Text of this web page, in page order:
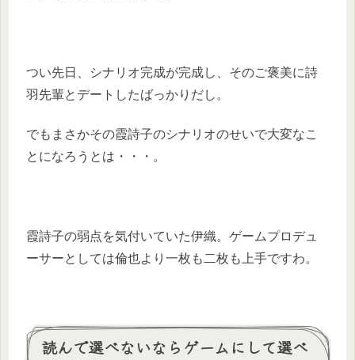
つい先日、シナリオ完成が完成し、そのご褒美に詩
羽先輩とデートしたばっかりだし。
でもまさかその霞詩子のシナリオのせいで大変なこ
とになろうとは・・・。
霞詩子の弱点を気付いていた伊織。ゲームプロデュ
ーサーとしては倫也より一枚も二枚も上手ですわ。
読んで選べないならゲームにして選べ